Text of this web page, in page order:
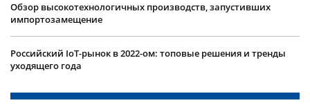
Обзор высокотехнологичных производств, запустивших
импортозамещение
Российский IoT-рынок в 2022-ом: топовые решения и тренды
уходящего года